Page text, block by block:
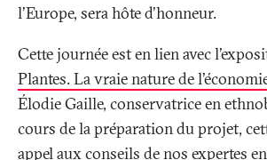
l'Europe, sera hôte d'honneur.
Cette journée est en lien avec
Plantes. La vraie nature de
Élodie Gaille, conservatrice en
cours de la préparation du projet,
appel aux conseils de nos expertes